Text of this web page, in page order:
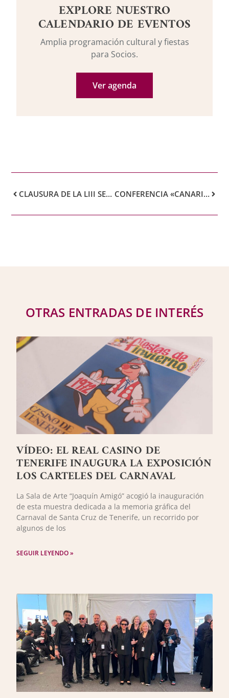
EXPLORE NUESTRO
CALENDARIO DE EVENTOS
Amplia programación cultural y fiestas
para Socios.
Ver agenda
CLAUSURA DE LA LIII SEMANA DE MÚSICA DEL RCT CONFERENCIA «CANARIAS EN LOS 500 AÑOS DE LA HABANA»
OTRAS ENTRADAS DE INTERÉS
VÍDEO: EL REAL CASINO DE
TENERIFE INAUGURA LA EXPOSICIÓN
LOS CARTELES DEL CARNAVAL
La Sala de Arte “Joaquín Amigó” acogió la inauguración
de esta muestra dedicada a la memoria gráfica del
Carnaval de Santa Cruz de Tenerife, un recorrido por
algunos de los
SEGUIR LEYENDO »